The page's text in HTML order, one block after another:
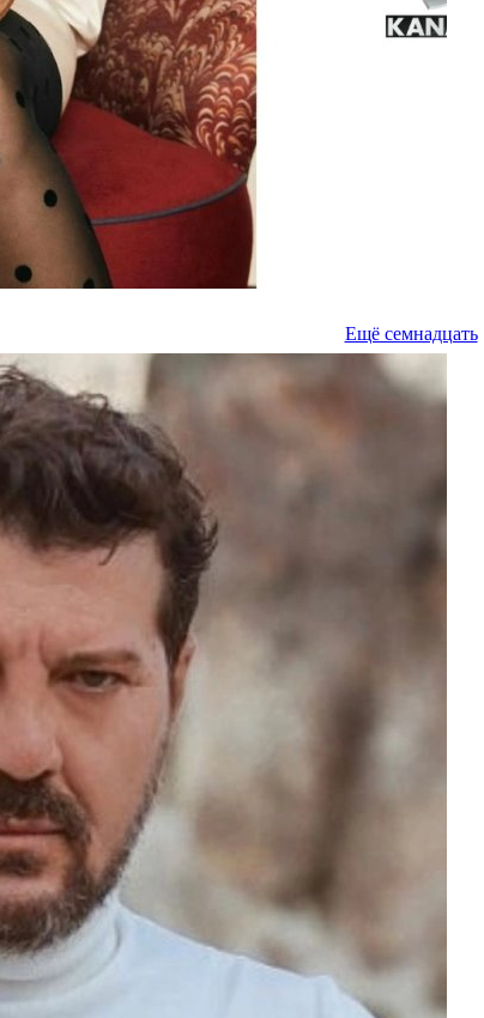
Ещё семнадцать